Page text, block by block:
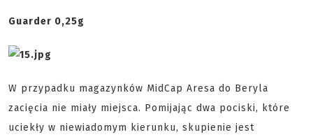
Guarder 0,25g
W przypadku magazynków MidCap Aresa do Beryla
zacięcia nie miały miejsca. Pomijając dwa pociski, które
uciekły w niewiadomym kierunku, skupienie jest